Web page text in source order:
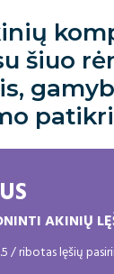
šiuo
AKINIŲ
/ ribotas lęšių